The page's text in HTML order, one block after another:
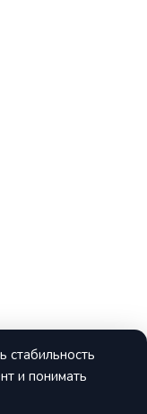
стабильность
и понимать